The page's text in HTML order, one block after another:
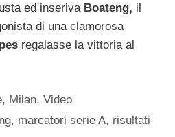
ed inseriva Boateng, il
di una clamorosa
regalasse la vittoria al
, Milan,Video
, marcatori serie A, risultati